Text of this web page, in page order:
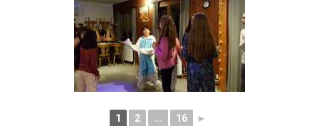
1 2 ... 16 ►